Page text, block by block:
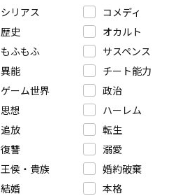
シリアス
コメディ
歴史
オカルト
もふもふ
サスペンス
異能
チート能力
ゲーム世界
政治
思想
ハーレム
追放
転生
復讐
溺愛
王侯・貴族
婚約破棄
結婚
本格